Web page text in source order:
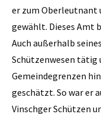
er zum Oberleutnant
gewählt. Dieses Amt
Auch außerhalb
Schützenwesen tätig
Gemeindegrenzen
geschätzt. So war er
Vinschger Schützen